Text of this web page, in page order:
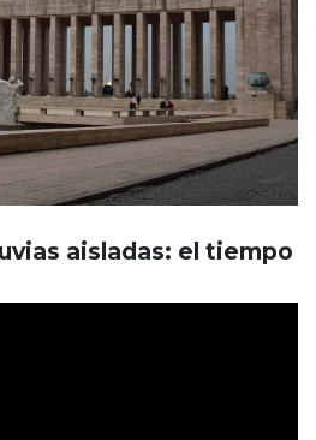
aisladas: el tiempo